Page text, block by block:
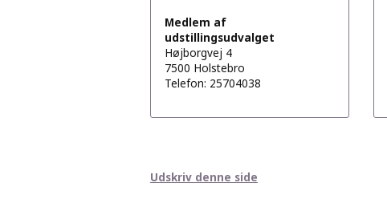
Medlem af
udstillingsudvalget
Højborgvej 4
7500 Holstebro
Telefon: 25704038
Udskriv denne side